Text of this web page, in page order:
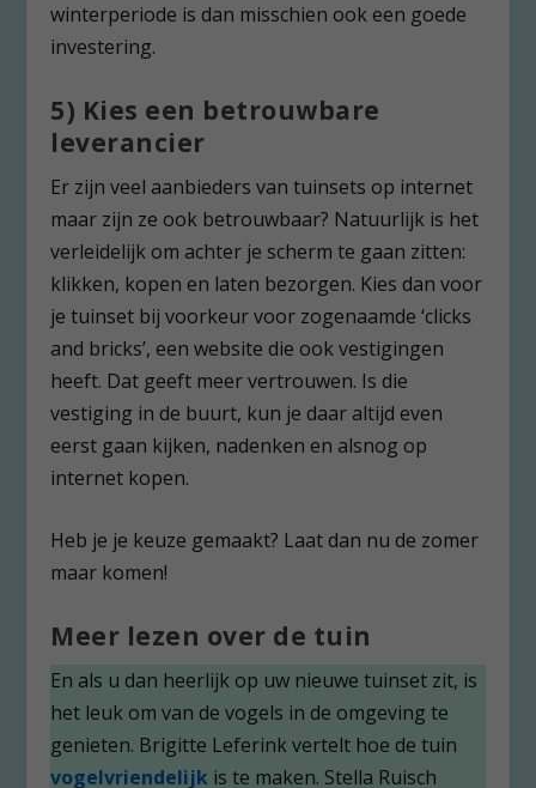
winterperiode is dan misschien ook een goede
investering.
5) Kies een betrouwbare
leverancier
Er zijn veel aanbieders van tuinsets op internet
maar zijn ze ook betrouwbaar? Natuurlijk is het
verleidelijk om achter je scherm te gaan zitten:
klikken, kopen en laten bezorgen. Kies dan voor
je tuinset bij voorkeur voor zogenaamde ‘clicks
and bricks’, een website die ook vestigingen
heeft. Dat geeft meer vertrouwen. Is die
vestiging in de buurt, kun je daar altijd even
eerst gaan kijken, nadenken en alsnog op
internet kopen.
Heb je je keuze gemaakt? Laat dan nu de zomer
maar komen!
Meer lezen over de tuin
En als u dan heerlijk op uw nieuwe tuinset zit, is
het leuk om van de vogels in de omgeving te
genieten. Brigitte Leferink vertelt hoe de tuin
vogelvriendelijk is te maken. Stella Ruisch